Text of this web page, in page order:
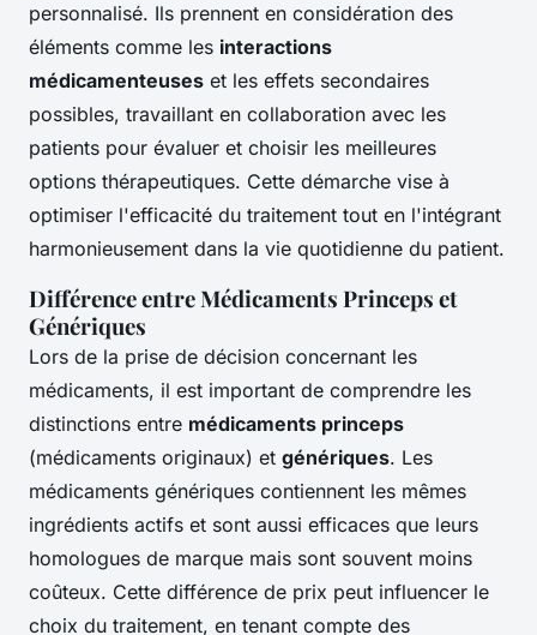
personnalisé. Ils prennent en considération des
éléments comme les interactions
médicamenteuses et les effets secondaires
possibles, travaillant en collaboration avec les
patients pour évaluer et choisir les meilleures
options thérapeutiques. Cette démarche vise à
optimiser l'efficacité du traitement tout en l'intégrant
harmonieusement dans la vie quotidienne du patient.
Différence entre Médicaments Princeps et
Génériques
Lors de la prise de décision concernant les
médicaments, il est important de comprendre les
distinctions entre médicaments princeps
(médicaments originaux) et génériques. Les
médicaments génériques contiennent les mêmes
ingrédients actifs et sont aussi efficaces que leurs
homologues de marque mais sont souvent moins
coûteux. Cette différence de prix peut influencer le
choix du traitement, en tenant compte des